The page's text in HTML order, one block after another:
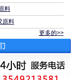
料
原料
更多的>>